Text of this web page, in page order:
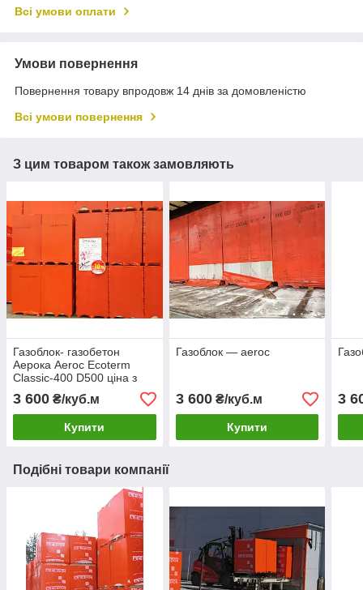
Всі умови оплати
Умови повернення
Повернення товару впродовж 14 днів за домовленістю
Всі умови повернення
З цим товаром також замовляють
Газоблок- газобетон
Аерока Aeroc Ecoterm
Classic-400 D500 ціна з
3 600 ₴/куб.м
Купити
Газоблок — aeroc
3 600₴/куб.м
Купити
3
Подібні товари компанії